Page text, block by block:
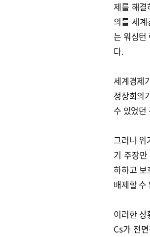
제를 해결
의를 세
는 워싱턴
다.
세계경제
정상회의
수 있었던
그러나 위
기 주장
하하고 보
배제할 수
이러한
Cs가 전